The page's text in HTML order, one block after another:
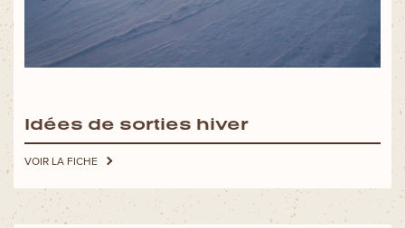
Idées de sorties hiver
VOIR LA FICHE